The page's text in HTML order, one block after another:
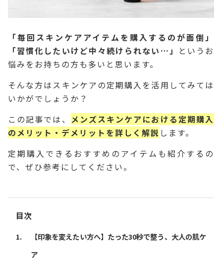
「毎回スキンケアアイテムを購入するのが面倒」
「習慣化したいけど中々続けられない…」
というお
悩みをお持ちの方も多いと思います。
そんな方はスキンケアの定期購入を活用してみては
いかがでしょうか？
この記事では、 メンズスキンケアにおける定期購入
のメリット・デメリットを詳しく解説 します。
定期購入できるおすすめのアイテムも紹介するの
で、ぜひ参考にしてください。
目次
【印象を変えたい方へ】たった30秒で整う、大人の肌ケ
ア